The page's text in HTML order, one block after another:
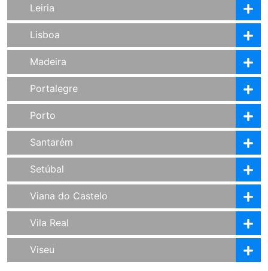
Leiria
Lisboa
Madeira
Portalegre
Porto
Santarém
Setúbal
Viana do Castelo
Vila Real
Viseu